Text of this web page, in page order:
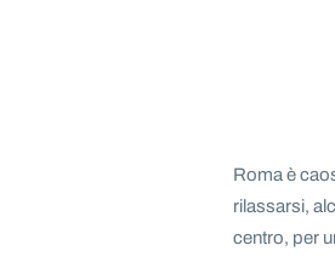
Roma è
rilassarsi,
centro, per